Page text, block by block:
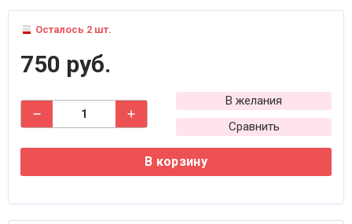
Осталось 2 шт.
750 руб.
В желания
Сравнить
В корзину